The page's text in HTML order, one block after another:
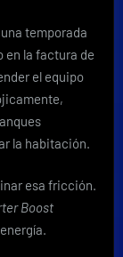
temporada
en la factura de
el equipo
la habitación.
esa fricción.
Boost